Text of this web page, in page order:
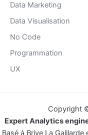
Data Marketing
Data Visualisation
No Code
Programmation
UX
Copyright
Expert Analytics
Basé à Brive La